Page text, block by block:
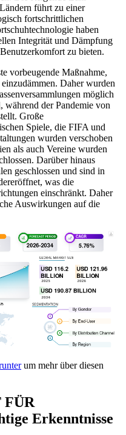
führt zu einer
fortschrittlichen
haben
Integrität und Dämpfung
zu bieten.
vorbeugende Maßnahme,
Daher wurden
möglich
der Pandemie von
Große
Spiele, die FIFA und
wurden verschoben
als auch Vereine wurden
Darüber hinaus
geschlossen und sind in
was die
einschränkt. Daher
Auswirkungen auf die
um mehr über diesen
Erkenntnisse